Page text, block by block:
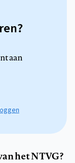
aan
het NTVG?